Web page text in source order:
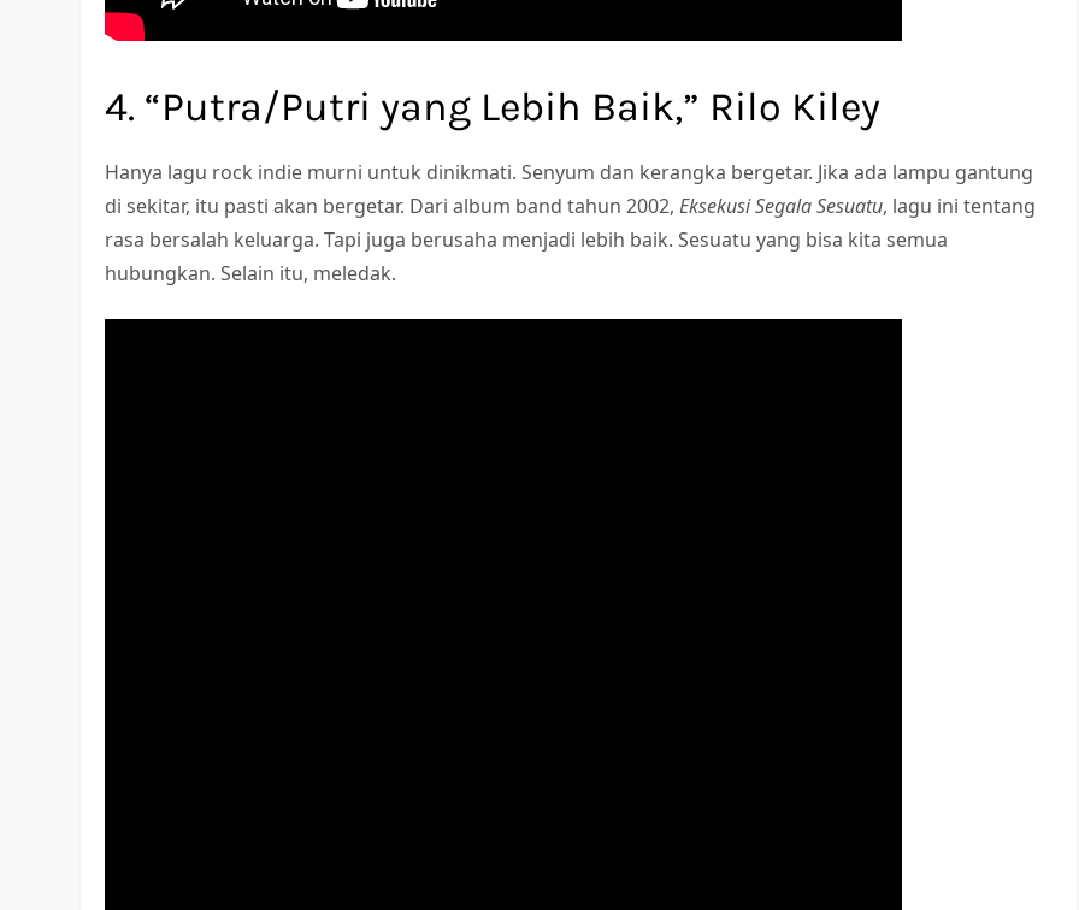
4. “Putra/Putri yang Lebih Baik,” Rilo Kiley
Hanya lagu rock indie murni untuk dinikmati. Senyum dan kerangka bergetar. Jika ada lampu gantung
di sekitar, itu pasti akan bergetar. Dari album band tahun 2002,Eksekusi Segala Sesuatu, lagu ini tentang
rasa bersalah keluarga. Tapi juga berusaha menjadi lebih baik. Sesuatu yang bisa kita semua
hubungkan. Selain itu, meledak.